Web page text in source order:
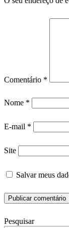
Comentário *
Nome *
E-mail *
Site
Salvar meus
Pesquisar